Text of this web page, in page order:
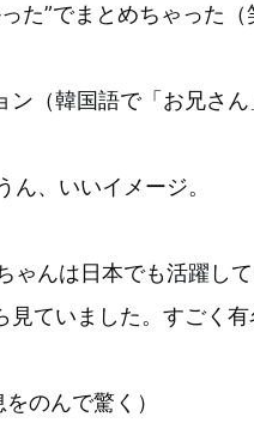
た”でまとめちゃった（
ン（韓国語で「お兄さん
ん、いいイメージ。
ゃんは日本でも活躍し
ていました。すごく有
のんで驚く）